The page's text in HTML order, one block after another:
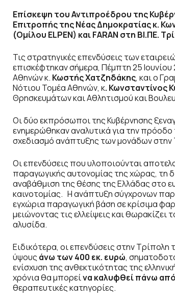
Επίσκεψη του Αντιπροέδρου της
Επιτροπής της Νέας Δημοκρατίας κ.
(Ομίλου ELPEN) καιFARAN στη ΒΙ.ΠΕ.
Τις στρατηγικές επενδύσεις των
επισκέφτηκαν σήμερα, Πέμπτη 25
Αθηνών κ. Κωστής Χατζηδάκης, και ο
Νότιου Τομέα Αθηνών, κ. Κωνσταντίνος
Θρησκευμάτων και Αθλητισμού και
Οι δύο εκπρόσωποι της Κυβέρνησης
ενημερώθηκαν αναλυτικά για την πρόοδο
σχεδιασμό ανάπτυξης των μονάδων στην
Οι επενδύσεις που υλοποιούνται
παραγωγικής αυτονομίας της χώρας, τη
αναβάθμιση της θέσης της Ελλάδας στο
καινοτομίας. Η ανάπτυξη σύγχρονων
εγχώρια παραγωγική βάση σε κρίσιμα
μειώνοντας τις ελλείψεις και
αλυσίδα.
Ειδικότερα, οι επενδύσεις στην Τρίπολη
ύψους άνω των 400 εκ. ευρώ,
ενίσχυση της ανθεκτικότητας της
χρόνια θα μπορείνα καλυφθεί πάνω
θεραπευτικές κατηγορίες.